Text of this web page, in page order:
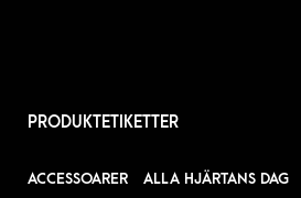
PRODUKTETIKETTER
ACCESSOARER ALLA HJÄRTANS DAG